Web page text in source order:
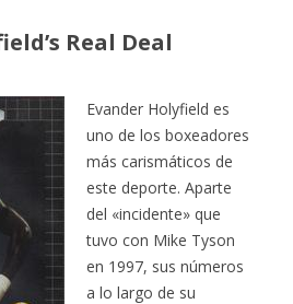
Real Deal
Evander Holyfield es
uno de los boxeadores
más carismáticos de
este deporte. Aparte
del «incidente» que
tuvo con Mike Tyson
en 1997, sus números
a lo largo de su